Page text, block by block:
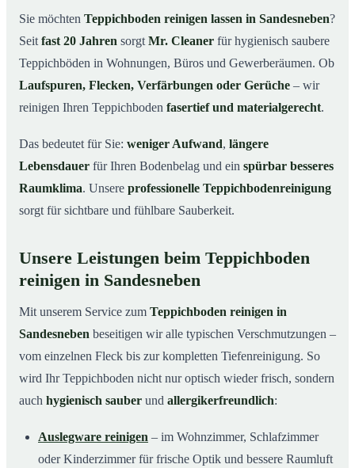
Warum Teppichboden reinigen mit Mr. Cleaner in
Sandesneben?
So funktioniert’s
Umgebung
Jetzt Angebot einholen
07So reinigen unsere Profis Teppichböden in
Sie möchten Teppichboden reinigen lassen in Sandesneben?
Seit fast 20 Jahren sorgt Mr. Cleaner für hygienisch saubere
Teppichböden in Wohnungen, Büros und Gewerberäumen. Ob
Laufspuren, Flecken, Verfärbungen oder Gerüche – wir
reinigen Ihren Teppichboden fasertief und materialgerecht.
Das bedeutet für Sie: weniger Aufwand, längere
Lebensdauer für Ihren Bodenbelag und ein spürbar besseres
Raumklima. Unsere professionelle Teppichbodenreinigung
sorgt für sichtbare und fühlbare Sauberkeit.
Unsere Leistungen beim Teppichboden
reinigen in Sandesneben
Mit unserem Service zum Teppichboden reinigen in
Sandesneben beseitigen wir alle typischen Verschmutzungen –
vom einzelnen Fleck bis zur kompletten Tiefenreinigung. So
wird Ihr Teppichboden nicht nur optisch wieder frisch, sondern
auch hygienisch sauber und allergikerfreundlich:
Auslegware reinigen – im Wohnzimmer, Schlafzimmer
oder Kinderzimmer für frische Optik und bessere Raumluft